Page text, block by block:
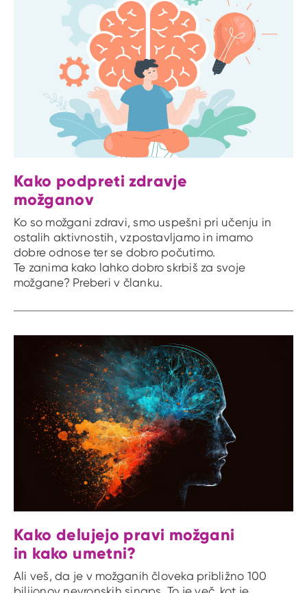
Kako podpreti zdravje
možganov
Ko so možgani zdravi, smo uspešni pri učenju in
ostalih aktivnostih, vzpostavljamo in imamo
dobre odnose ter se dobro počutimo.
Te zanima kako lahko dobro skrbiš za svoje
možgane? Preberi v članku.
Kako delujejo pravi možgani
in kako umetni?
Ali veš, da je v možganih človeka približno 100